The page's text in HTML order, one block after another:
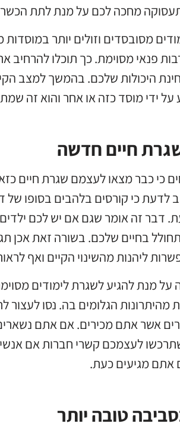
מחכה לכם על מנת לתת
מסובסדים וזולים יותר
פנאי מסוימת. כך תוכלו להרחיב
היכולות שלכם. בהמשך למצב
על ידי מוסד כזה או אחר והוא זה
חיים חדשה
כי כבר מצאו לעצמם שגרת חיים
לדעת כי קורסים בלהבים בסופו
דבר זה אומר שגם אם יש לכם
בחיים שלכם. בשורה זאת אכן
ליהנות מהשינוי הקיים ואף
מנת להגיע לשגרת לימודים
מהיתרונות הגלומים בה. נסו לעצור
אשר אתם מכירים. אם אתם
לעצמכם קשרי חברות אם
אתם מגיעים כעת.
טובה יותר